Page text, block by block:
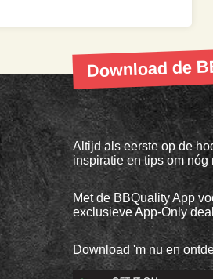
Download de
Altijd als eerste op de
inspiratie en tips om
Met de BBQuality App
exclusieve App-Only
Download 'm nu en